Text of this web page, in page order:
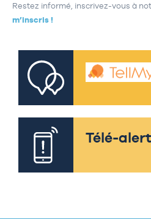
Restez informé, inscrivez-vous à
m’inscris !
Télé-